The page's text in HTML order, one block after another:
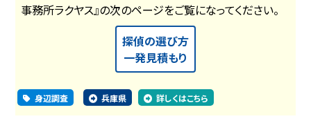
事務所ラクヤス』の次のページをご覧になってください。
探偵の選び方
一発見積もり
身辺調査 兵庫県 詳しくはこちら